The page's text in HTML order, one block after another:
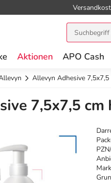
Aktionen APO Cash
Allevyn Adhesive
7,5x7,5